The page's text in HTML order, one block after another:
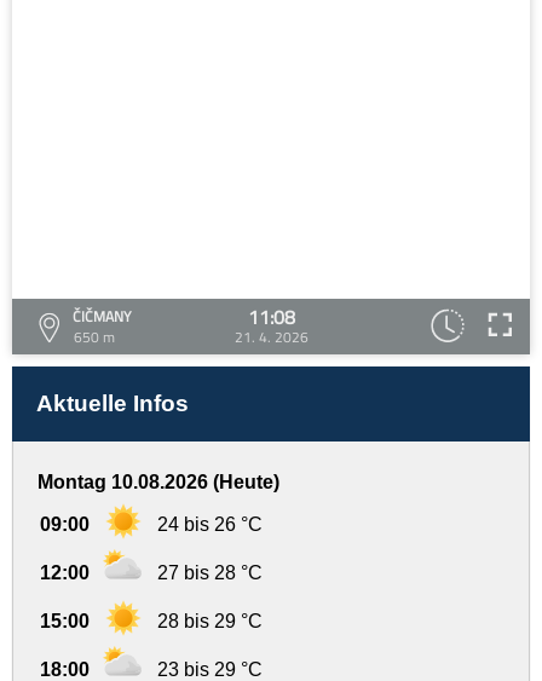
ČIČMANY
650 m
11:08
21. 4. 2026
Aktuelle Infos
Montag 10.08.2026 (Heute)
09:00 24 bis 26 °C
12:00 27 bis 28 °C
15:00 28 bis 29 °C
18:00 23 bis 29 °C